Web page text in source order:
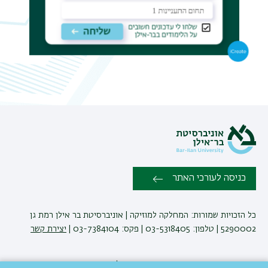
כניסה לעורכי האתר
כל הזכויות שמורות: המחלקה למוזיקה | אוניברסיטת בר אילן רמת גן
5290002 | טלפון: 03-5318405 | פקס: 03-7384104 |
יצירת קשר